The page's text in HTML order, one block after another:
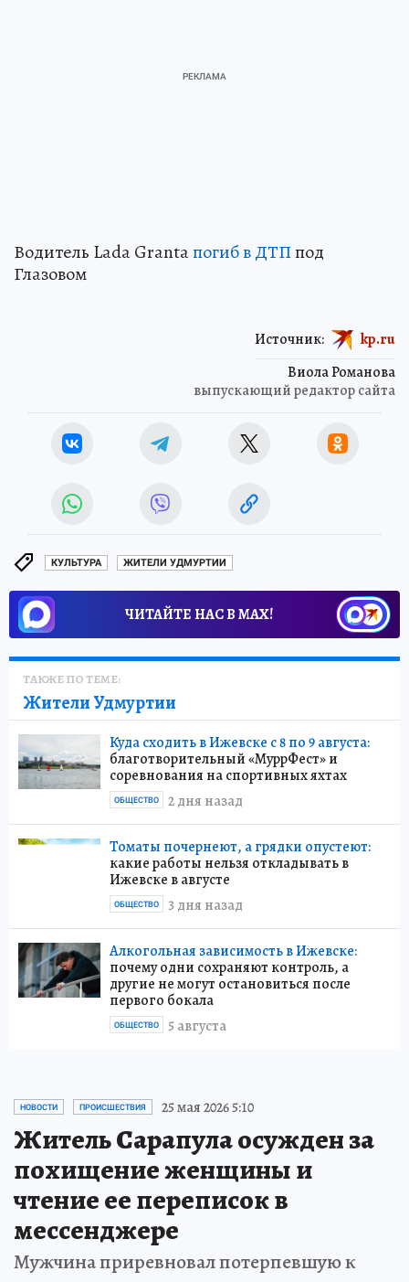
Водитель Lada Grantaпогиб в ДТПпод
Глазовом
Виола Романова
выпускающий редактор сайта
Источник: kp.ru
КУЛЬТУРА ЖИТЕЛИ УДМУРТИИ
ЧИТАЙТЕ НАС В МАХ!
ТАКЖЕ ПО ТЕМЕ:
Жители Удмуртии
Куда сходить в Ижевске с 8 по 9 августа:
благотворительный «МуррФест» и
соревнования на спортивных яхтах
2 дня назад
ОБЩЕСТВО
Томаты почернеют, а грядки опустеют:
какие работы нельзя откладывать в
Ижевске в августе
3 дня назад
ОБЩЕСТВО
Алкогольная зависимость в Ижевске:
почему одни сохраняют контроль, а
другие не могут остановиться после
первого бокала
5 августа
ОБЩЕСТВО
НОВОСТИ ПРОИСШЕСТВИЯ 25 мая 2026 5:10
Житель Сарапула осужден за
похищение женщины и
чтение ее переписок в
мессенджере
Мужчина приревновал потерпевшую к